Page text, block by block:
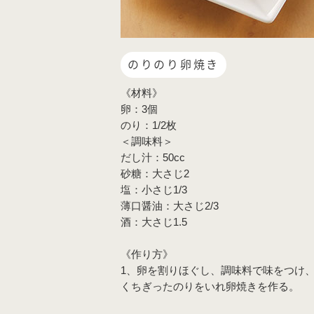
のりのり卵焼き
《材料》
卵：3個
のり：1/2枚
＜調味料＞
だし汁：50cc
砂糖：大さじ2
塩：小さじ1/3
薄口醤油：大さじ2/3
酒：大さじ1.5
《作り方》
1、卵を割りほぐし、調味料で味をつけ
くちぎったのりをいれ卵焼きを作る。